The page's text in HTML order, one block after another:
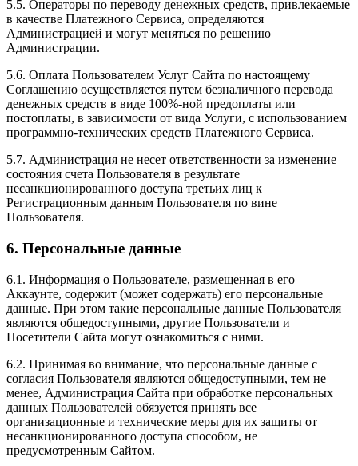
5.5. Операторы по переводу денежных средств, привлекаемые
в качестве Платежного Сервиса, определяются
Администрацией и могут меняться по решению
Администрации.
5.6. Оплата Пользователем Услуг Сайта по настоящему
Соглашению осуществляется путем безналичного перевода
денежных средств в виде 100%-ной предоплаты или
постоплаты, в зависимости от вида Услуги, с использованием
программно-технических средств Платежного Сервиса.
5.7. Администрация не несет ответственности за изменение
состояния счета Пользователя в результате
несанкционированного доступа третьих лиц к
Регистрационным данным Пользователя по вине
Пользователя.
6. Персональные данные
6.1. Информация о Пользователе, размещенная в его
Аккаунте, содержит (может содержать) его персональные
данные. При этом такие персональные данные Пользователя
являются общедоступными, другие Пользователи и
Посетители Сайта могут ознакомиться с ними.
6.2. Принимая во внимание, что персональные данные с
согласия Пользователя являются общедоступными, тем не
менее, Администрация Сайта при обработке персональных
данных Пользователей обязуется принять все
организационные и технические меры для их защиты от
несанкционированного доступа способом, не
предусмотренным Сайтом.